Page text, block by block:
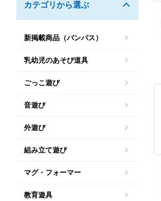
カテゴリから選ぶ
新掲載商品（バンパス）
乳幼児のあそび道具
ごっこ遊び
音遊び
外遊び
組み立て遊び
マグ・フォーマー
教育遊具